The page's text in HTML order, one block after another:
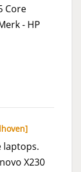
Core
- HP
]
laptops.
X230